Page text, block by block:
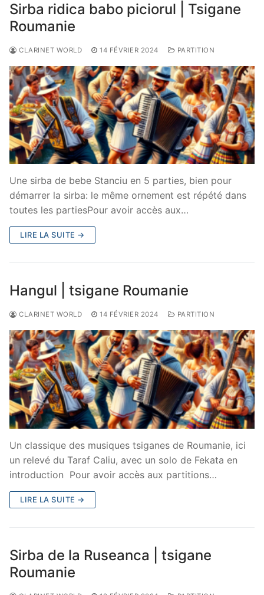
Sirba ridica babo piciorul | Tsigane
Roumanie
CLARINET WORLD 14 FÉVRIER 2024 PARTITION
Une sirba de bebe Stanciu en 5 parties, bien pour
démarrer la sirba: le même ornement est répété dans
toutes les partiesPour avoir accès aux…
LIRE LA SUITE →
Hangul | tsigane Roumanie
CLARINET WORLD 14 FÉVRIER 2024 PARTITION
Un classique des musiques tsiganes de Roumanie, ici
un relevé du Taraf Caliu, avec un solo de Fekata en
introduction Pour avoir accès aux partitions…
LIRE LA SUITE →
Sirba de la Ruseanca | tsigane
Roumanie